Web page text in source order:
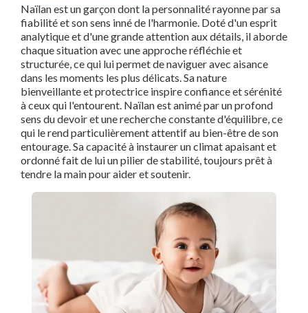
Naïlan est un garçon dont la personnalité rayonne par sa
fiabilité et son sens inné de l'harmonie. Doté d'un esprit
analytique et d'une grande attention aux détails, il aborde
chaque situation avec une approche réfléchie et
structurée, ce qui lui permet de naviguer avec aisance
dans les moments les plus délicats. Sa nature
bienveillante et protectrice inspire confiance et sérénité
à ceux qui l'entourent. Naïlan est animé par un profond
sens du devoir et une recherche constante d'équilibre, ce
qui le rend particulièrement attentif au bien-être de son
entourage. Sa capacité à instaurer un climat apaisant et
ordonné fait de lui un pilier de stabilité, toujours prêt à
tendre la main pour aider et soutenir.